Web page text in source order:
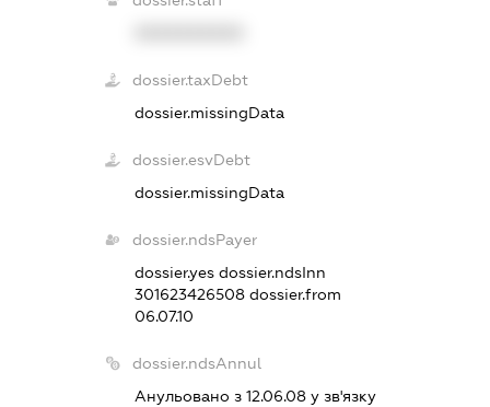
dossier.taxDebt
dossier.missingData
dossier.esvDebt
dossier.missingData
dossier.ndsPayer
dossier.yesdossier.ndsInn
301623426508dossier.from
06.07.10
dossier.ndsAnnul
Анульовано з 12.06.08 у зв'язку